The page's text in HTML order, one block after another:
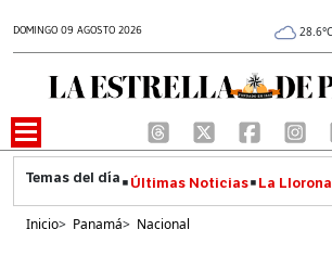
DOMINGO 09 AGOSTO 2026
Últimas Noticias La Llorona
Inicio> Panamá> Nacional